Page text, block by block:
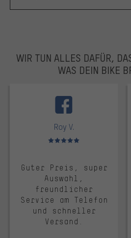
WIR TUN ALLES DAFÜR,
WAS DEIN BIKE
Roy V.
Bewertungen: 5 von 5
Guter Preis, super
Auswahl,
freundlicher
Service am Telefon
und schneller
Versand.